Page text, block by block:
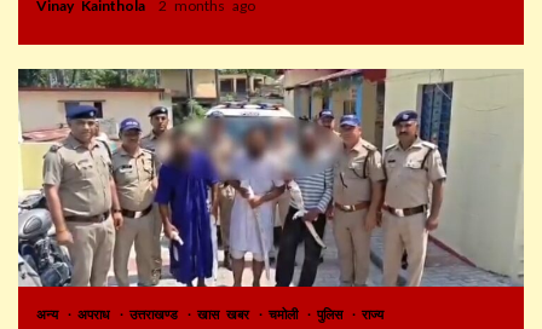
Vinay Kainthola 2 months ago
अन्य अपराध उत्तराखण्ड खास खबर चमोली पुलिस राज्य